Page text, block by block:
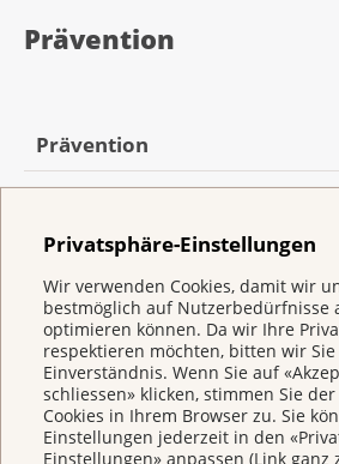
Privatsphäre-Einstellungen
Wir verwenden Cookies, damit wir
bestmöglich auf Nutzerbedürfnisse
optimieren können. Da wir Ihre
respektieren möchten, bitten wir
Einverständnis. Wenn Sie auf
schliessen» klicken, stimmen Sie
Cookies in Ihrem Browser zu. Sie
Einstellungen jederzeit in den
Einstellungen» anpassen (Link
Prävention
Prävention
Vorsorge und Früherkennung
Beratung &
psychoonkologisch
psychosozial